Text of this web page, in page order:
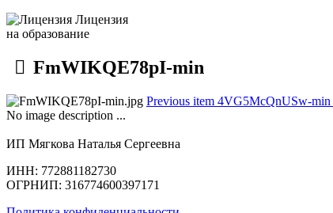
Лицензия
на образование
FmWIKQE78pI-min
Previous item 4VG5McQnUSw-min
No image description ...
ИП Мягкова Наталья Сергеевна
ИНН: 772881182730
ОГРНИП: 316774600397171